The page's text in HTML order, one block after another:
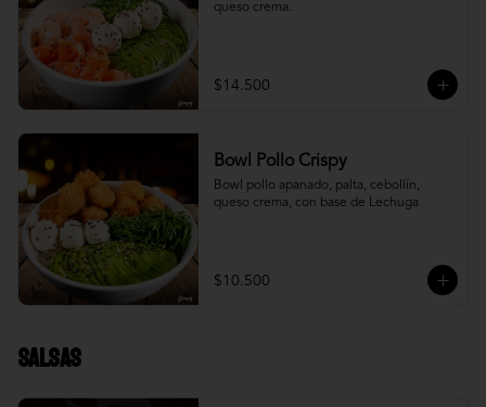
queso crema.
$14.500
Bowl Pollo Crispy
Bowl pollo apanado, palta, cebollín,
queso crema, con base de Lechuga
$10.500
Salsas